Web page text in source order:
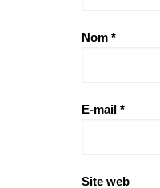
Nom *
E-mail *
Site web